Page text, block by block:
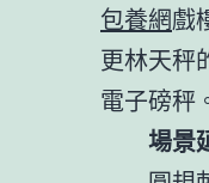
包養網戲
更林天秤
電子磅秤
場景